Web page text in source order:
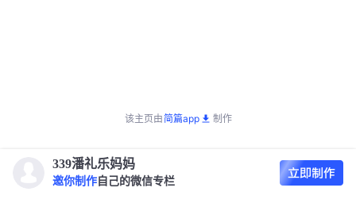
该主页由简篇app 制作
339潘礼乐妈妈
邀你制作 自己的微信专栏